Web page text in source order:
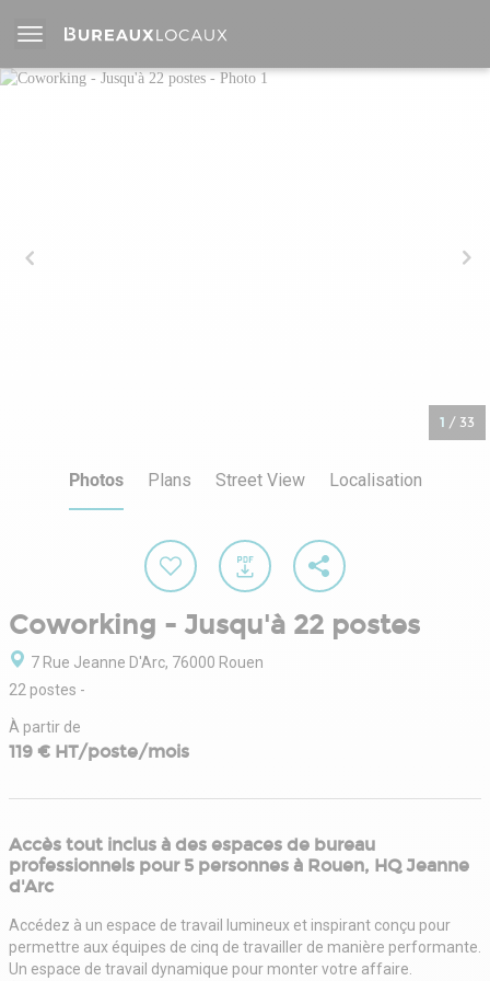
1 / 33
Photos Plans Street View Localisation
Coworking - Jusqu'à 22 postes
7 Rue Jeanne D'Arc, 76000 Rouen
22 postes -
À partir de
119 € HT/poste/mois
Accès tout inclus à des espaces de bureau
professionnels pour 5 personnes à Rouen, HQ Jeanne
d'Arc
Accédez à un espace de travail lumineux et inspirant conçu pour
permettre aux équipes de cinq de travailler de manière performante.
Un espace de travail dynamique pour monter votre affaire.